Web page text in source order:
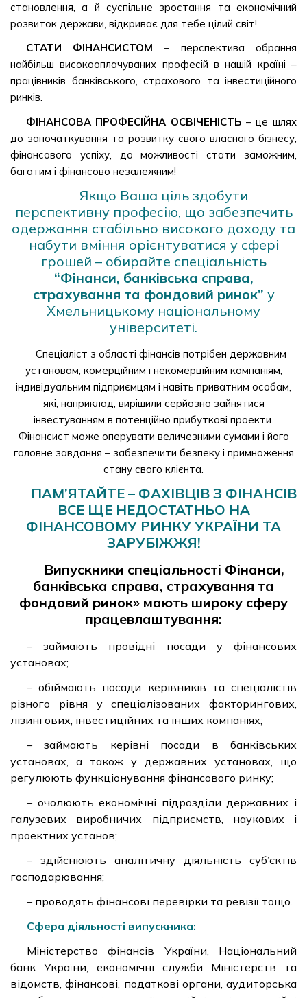
становлення, а й суспільне зростання та економічний
розвиток держави, відкриває для тебе цілий світ!
СТАТИ ФІНАНСИСТОМ– перспектива обрання
найбільш високооплачуваних професій в нашій країні –
працівників банківського, страхового та інвестиційного
ринків.
ФІНАНСОВА ПРОФЕСІЙНА ОСВІЧЕНІСТЬ– це шлях
до започаткування та розвитку свого власного бізнесу,
фінансового успіху, до можливості стати заможним,
багатим і фінансово незалежним!
Якщо Ваша ціль здобути
перспективну професію, що забезпечить
одержання стабільно високого доходу та
набути вміння орієнтуватися у сфері
грошей – обирайте спеціальність
“Фінанси, банківська справа,
страхування та фондовий ринок” у
Хмельницькому національному
університеті.
Спеціаліст з області фінансів потрібен державним
установам, комерційним і некомерційним компаніям,
індивідуальним підприємцям і навіть приватним особам,
які, наприклад, вирішили серйозно зайнятися
інвестуванням в потенційно прибуткові проекти.
Фінансист може оперувати величезними сумами і його
головне завдання – забезпечити безпеку і примноження
стану свого клієнта.
ПАМ’ЯТАЙТЕ – ФАХІВЦІВ З ФІНАНСІВ
ВСЕ ЩЕ НЕДОСТАТНЬО НА
ФІНАНСОВОМУ РИНКУ УКРАЇНИ ТА
ЗАРУБІЖЖЯ!
Випускники спеціальності Фінанси,
банківська справа, страхування та
фондовий ринок» мають широку сферу
працевлаштування:
– займають провідні посади у фінансових
установах;
– обіймають посади керівників та спеціалістів
різного рівня у спеціалізованих факторингових,
лізингових, інвестиційних та інших компаніях;
– займають керівні посади в банківських
установах, а також у державних установах, що
регулюють функціонування фінансового ринку;
– очолюють економічні підрозділи державних і
галузевих виробничих підприємств, наукових і
проектних установ;
– здійснюють аналітичну діяльність суб’єктів
господарювання;
– проводять фінансові перевірки та ревізії тощо.
Сфера діяльності випускника:
Міністерство фінансів України, Національний
банк України, економічні служби Міністерств та
відомств, фінансові, податкові органи, аудиторська